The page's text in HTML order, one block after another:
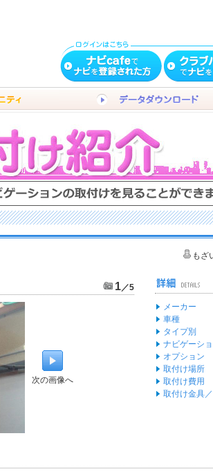
もざ
1／5
次の画像へ
メーカー
車種
タイプ別
ナビゲーシ
オプション
取付け場所
取付け費用
取付け金具